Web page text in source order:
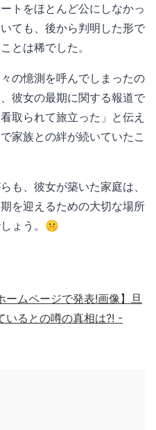
トをほとんど公にしなかっ
ても、後から判明した形で
とは稀でした。
の憶測を呼んでしまったの
彼女の最期に関する報道で
取られて旅立った」と伝え
家族との絆が続いていたこ
も、彼女が築いた家庭は、
を迎えるための大切な場所
ょう。🤫
ームページで発表!画像】旦
いるとの噂の真相は?! -